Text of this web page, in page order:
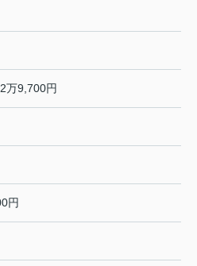
万9,700円
円